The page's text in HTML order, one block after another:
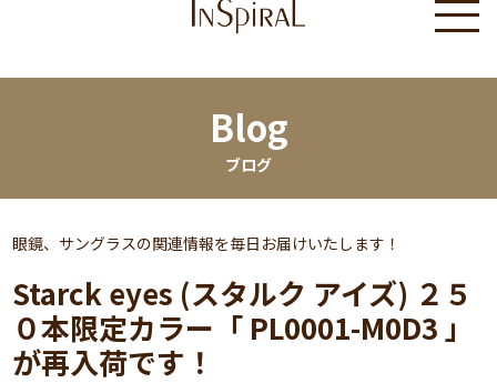
Blog
ブログ
眼鏡、サングラスの関連情報を毎日お届けいたします！
Starck eyes (スタルク アイズ) ２５
０本限定カラー「 PL0001-M0D3 」
が再入荷です！